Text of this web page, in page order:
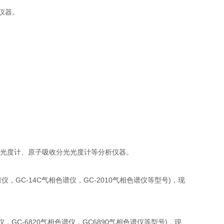
。
度计、原子吸收分光光度计等分析仪器。
，GC-14C气相色谱仪，GC-2010气相色谱仪等型号)，现
GC-6820气相色谱仪，GC6890气相色谱仪等型号)，现